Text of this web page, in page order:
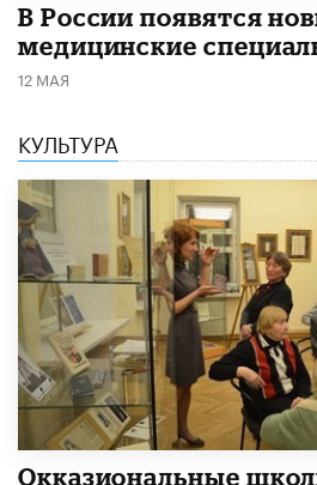
В России появятся
медицинские
12 МАЯ
КУЛЬТУРА
​Окказиональные